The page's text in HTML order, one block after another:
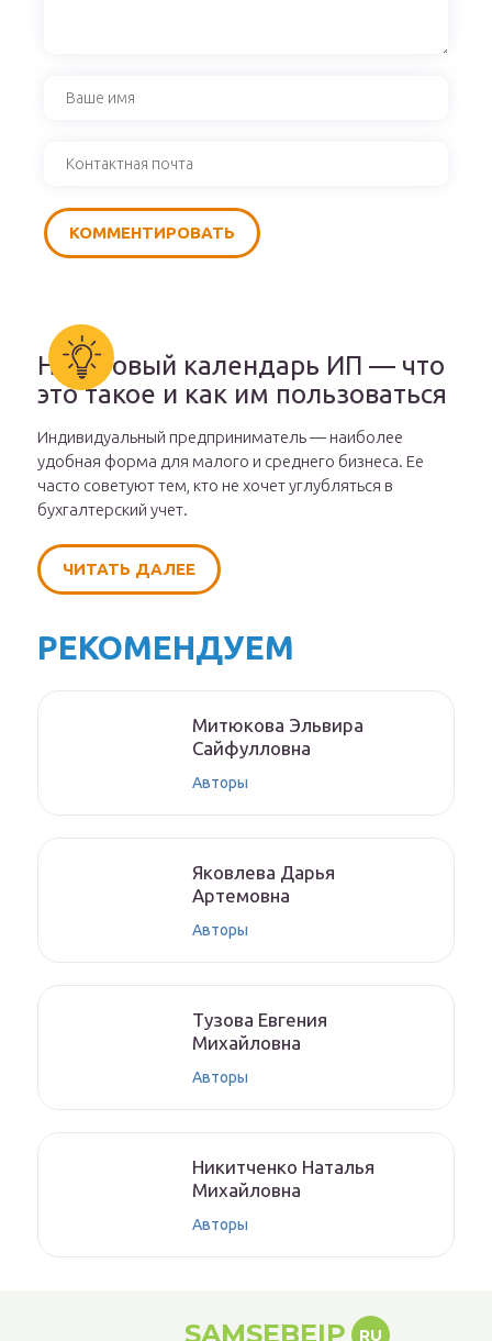
Налоговый календарь ИП — что
это такое и как им пользоваться
Индивидуальный предприниматель — наиболее
удобная форма для малого и среднего бизнеса. Ее
часто советуют тем, кто не хочет углубляться в
бухгалтерский учет.
ЧИТАТЬ ДАЛЕЕ
РЕКОМЕНДУЕМ
Митюкoвa Эльвиpa
Caйфуллoвнa
Авторы
Якoвлeвa Дapья
Aртeмoвнa
Авторы
Тyзoвa Eвгения
Михaйлoвнa
Авторы
Никитченкo Нaтaлья
Михaйлoвнa
Авторы
SAMSEBEIP RU